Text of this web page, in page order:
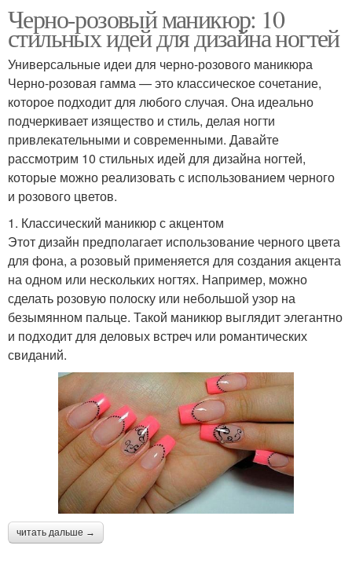
Черно-розовый маникюр: 10
стильных идей для дизайна ногтей
Универсальные идеи для черно-розового маникюра
Черно-розовая гамма — это классическое сочетание,
которое подходит для любого случая. Она идеально
подчеркивает изящество и стиль, делая ногти
привлекательными и современными. Давайте
рассмотрим 10 стильных идей для дизайна ногтей,
которые можно реализовать с использованием черного
и розового цветов.
1. Классический маникюр с акцентом
Этот дизайн предполагает использование черного цвета
для фона, а розовый применяется для создания акцента
на одном или нескольких ногтях. Например, можно
сделать розовую полоску или небольшой узор на
безымянном пальце. Такой маникюр выглядит элегантно
и подходит для деловых встреч или романтических
свиданий.
читать дальше →